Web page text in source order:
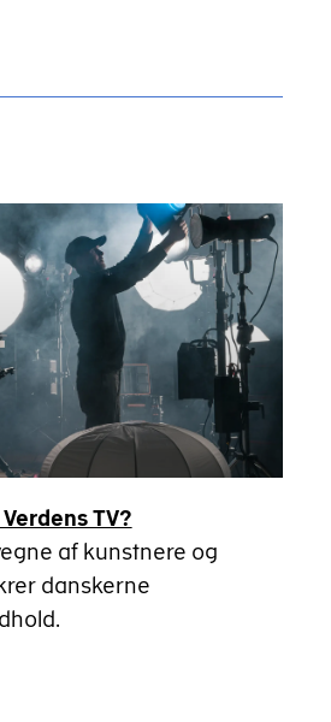
TV?
af kunstnere og
danskerne